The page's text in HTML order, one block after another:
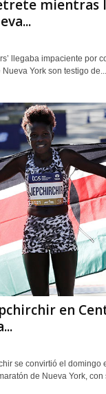
mientras
llegaba impaciente por
York son testigo de...
en
se convirtió el domingo
de Nueva York, con